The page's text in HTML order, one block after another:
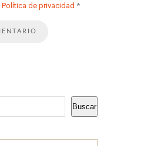
Política de privacidad *
Buscar